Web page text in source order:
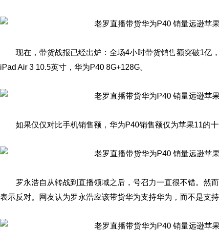
现在，带货战报已经出炉：全场4小时带货销售额突破1亿
iPad Air 3 10.5英寸，华为P40 8G+128G。
如果仅仅对比手机销售额，华为P40销售额仅为苹果11的
罗永浩自从转战到直播领域之后，号召力一直很不错。然
表示反对。网友认为罗永浩应该带货华为支持华为，而不是支